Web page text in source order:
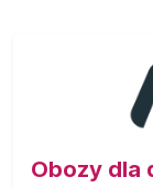
Obozy dla